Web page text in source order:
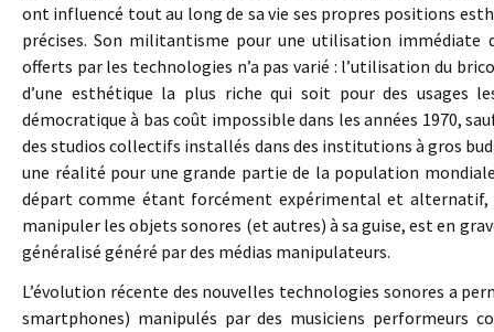
ont influencé tout au long de sa vie ses propres positions
précises. Son militantisme pour une utilisation immédiate
offerts par les technologies n’a pas varié : l’utilisation du
d’une esthétique la plus riche qui soit pour des usages
démocratique à bas coût impossible dans les années 1970,
des studios collectifs installés dans des institutions à gros
une réalité pour une grande partie de la population
départ comme étant forcément expérimental et alternatif,
manipuler les objets sonores (et autres) à sa guise, est en
généralisé généré par des médias manipulateurs.
L’évolution récente des nouvelles technologies sonores a
smartphones) manipulés par des musiciens performeurs